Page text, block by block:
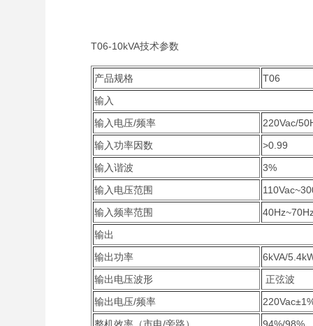
T06-10kVA技术参数
产品规格
T06
输入
输入电压/频率
220Vac/
输入功率因数
>0.99
输入谐波
3%
输入电压范围
输入频率范围
输出
输出功率
6kVA/
输出电压波形
正弦波
输出电压/频率